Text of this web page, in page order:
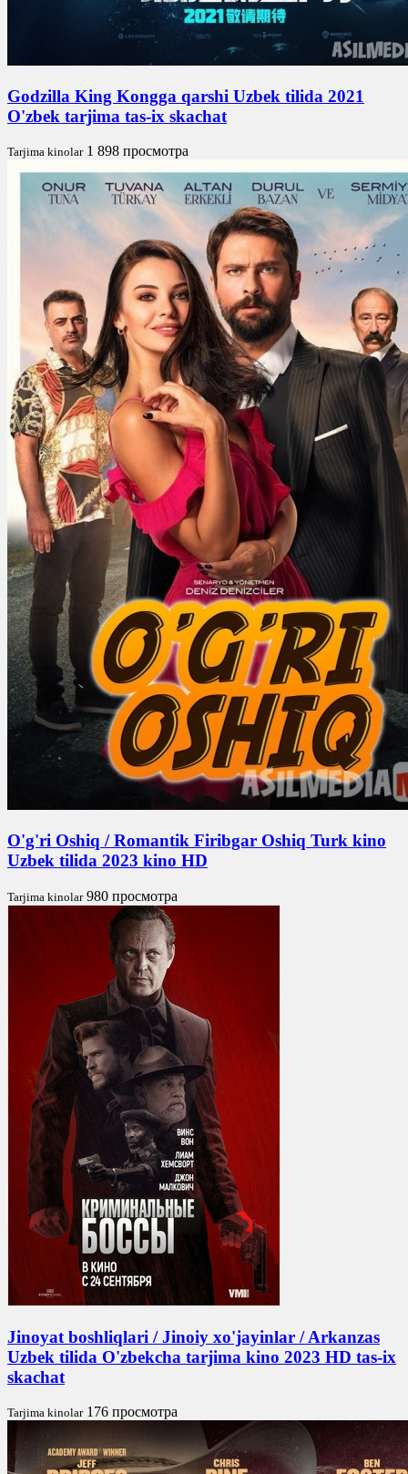
Godzilla King Kongga qarshi Uzbek tilida 2021
O'zbek tarjima tas-ix skachat
Tarjima kinolar 1 898 просмотра
O'g'ri Oshiq / Romantik Firibgar Oshiq Turk kino
Uzbek tilida 2023 kino HD
Tarjima kinolar 980 просмотра
Jinoyat boshliqlari / Jinoiy xo'jayinlar / Arkanzas
Uzbek tilida O'zbekcha tarjima kino 2023 HD tas-ix
skachat
Tarjima kinolar 176 просмотра